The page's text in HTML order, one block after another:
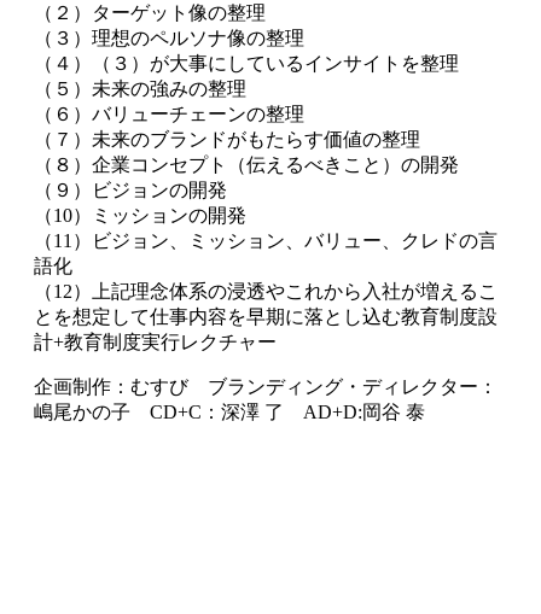
（２）ターゲット像の整理
（３）理想のペルソナ像の整理
（４）（３）が大事にしているインサイトを整理
（５）未来の強みの整理
（６）バリューチェーンの整理
（７）未来のブランドがもたらす価値の整理
（８）企業コンセプト（伝えるべきこと）の開発
（９）ビジョンの開発
（10）ミッションの開発
（11）ビジョン、ミッション、バリュー、クレドの言
語化
（12）上記理念体系の浸透やこれから入社が増えるこ
とを想定して仕事内容を早期に落とし込む教育制度設
計+教育制度実行レクチャー
企画制作：むすび ブランディング・ディレクター：
嶋尾かの子 CD+C：深澤 了 AD+D:岡谷 泰